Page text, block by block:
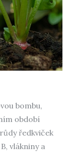
bombu,
období
ředkviček
vlákniny a